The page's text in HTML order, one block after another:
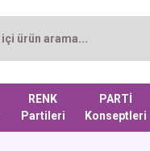
RENK
Partileri
PARTİ
Konseptleri